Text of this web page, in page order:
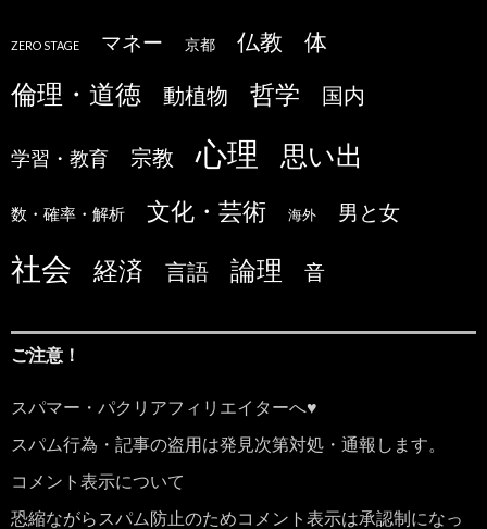
ZERO STAGE マネー 京都 仏教 体
倫理・道徳 動植物 哲学 国内
学習・教育 宗教 心理 思い出
数・確率・解析 文化・芸術 海外 男と女
社会 経済 言語 論理 音
ご注意！
スパマー・パクリアフィリエイターへ♥
スパム行為・記事の盗用は発見次第対処・通報します。
コメント表示について
恐縮ながらスパム防止のためコメント表示は承認制になっ